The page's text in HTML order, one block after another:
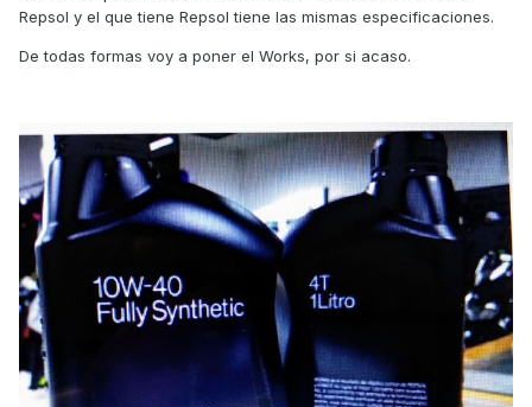
Repsol y el que tiene Repsol tiene las mismas especificaciones.
De todas formas voy a poner el Works, por si acaso.